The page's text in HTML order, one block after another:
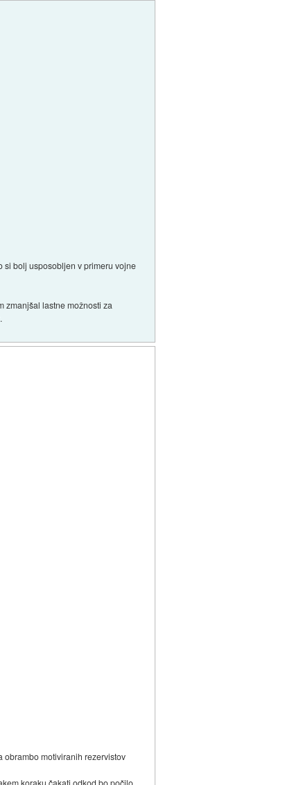
si bolj usposobljen v primeru vojne
zmanjšal lastne možnosti za
obrambo motiviranih rezervistov